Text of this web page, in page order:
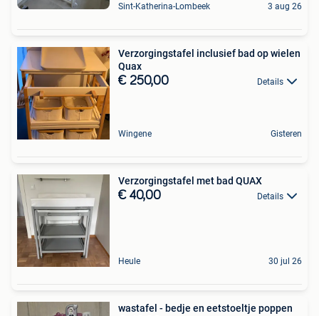
Sint-Katherina-Lombeek 3 aug 26
Verzorgingstafel inclusief bad op wielen
Quax
€ 250,00 Details
Wingene Gisteren
Verzorgingstafel met bad QUAX
€ 40,00 Details
Heule 30 jul 26
wastafel - bedje en eetstoeltje poppen